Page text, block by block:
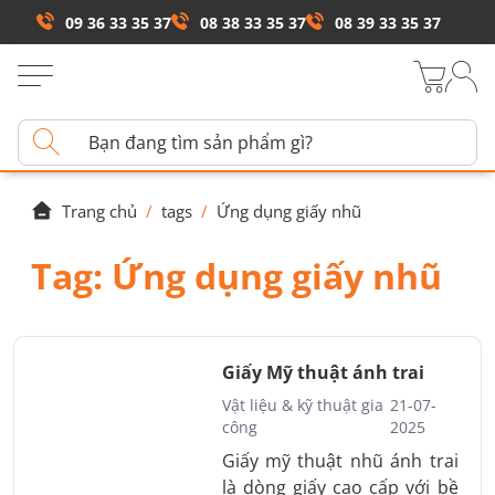
09 36 33 35 37 08 38 33 35 37 08 39 33 35 37
Trang chủ / tags / Ứng dụng giấy nhũ
Tag: Ứng dụng giấy nhũ
Giấy Mỹ thuật ánh trai
Vật liệu & kỹ thuật gia
công
21-07-
2025
Giấy mỹ thuật nhũ ánh trai
là dòng giấy cao cấp với bề